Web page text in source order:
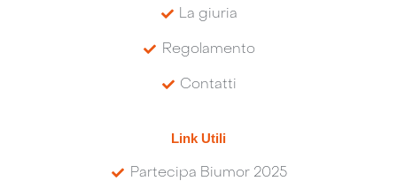
La giuria
Regolamento
Contatti
Link Utili
Partecipa Biumor 2025